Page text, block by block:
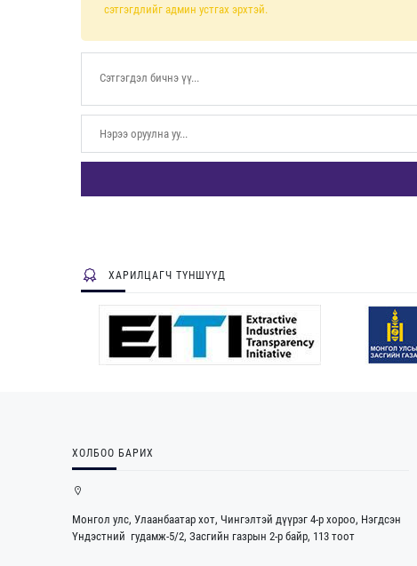
сэтгэгдлийг админ устгах эрхтэй.
ХАРИЛЦАГЧ ТҮНШҮҮД
ХОЛБОО БАРИХ
Монгол улс, Улаанбаатар хот, Чингэлтэй дүүрэг 4-р хороо, Нэгдсэн
Үндэстний гудамж-5/2, Засгийн газрын 2-р байр, 113 тоот